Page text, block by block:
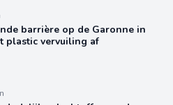
barrière op de Garonne in
plastic vervuiling af